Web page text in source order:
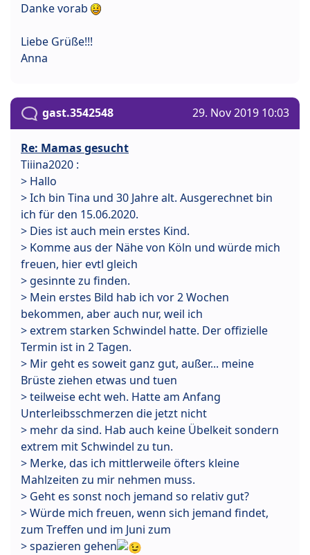
Danke vorab
Liebe Grüße!!!
Anna
gast.3542548 29. Nov 2019 10:03
Re: Mamas gesucht
Tiiina2020 :
> Hallo
> Ich bin Tina und 30 Jahre alt. Ausgerechnet bin
ich für den 15.06.2020.
> Dies ist auch mein erstes Kind.
> Komme aus der Nähe von Köln und würde mich
freuen, hier evtl gleich
> gesinnte zu finden.
> Mein erstes Bild hab ich vor 2 Wochen
bekommen, aber auch nur, weil ich
> extrem starken Schwindel hatte. Der offizielle
Termin ist in 2 Tagen.
> Mir geht es soweit ganz gut, außer... meine
Brüste ziehen etwas und tuen
> teilweise echt weh. Hatte am Anfang
Unterleibsschmerzen die jetzt nicht
> mehr da sind. Hab auch keine Übelkeit sondern
extrem mit Schwindel zu tun.
> Merke, das ich mittlerweile öfters kleine
Mahlzeiten zu mir nehmen muss.
> Geht es sonst noch jemand so relativ gut?
> Würde mich freuen, wenn sich jemand findet,
zum Treffen und im Juni zum
> spazieren gehen